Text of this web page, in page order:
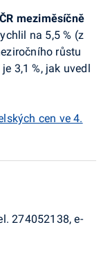
ČR meziměsíčně
na 5,5 % (z
růstu
je 3,1 %, jak uvedl
cen ve 4.
274052138, e-